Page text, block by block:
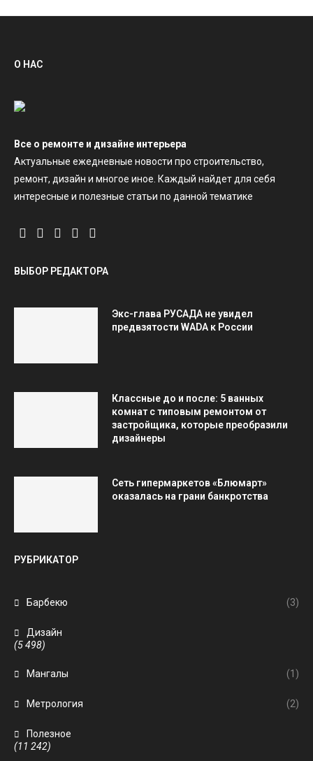
О НАС
Все о ремонте и дизайне интерьера
Актуальные ежедневные новости про строительство,
ремонт, дизайн и многое иное. Каждый найдет для себя
интересные и полезные статьи по данной тематике
ВЫБОР РЕДАКТОРА
Экс-глава РУСАДА не увидел
предвзятости WADA к России
Классные до и после: 5 ванных
комнат с типовым ремонтом от
застройщика, которые преобразили
дизайнеры
Сеть гипермаркетов «Блюмарт»
оказалась на грани банкротства
РУБРИКАТОР
Барбекю (3)
Дизайн
(5 498)
Мангалы (1)
Метрология (2)
Полезное
(11 242)